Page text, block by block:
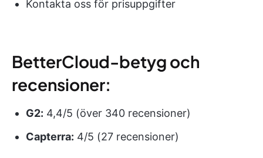
Kontakta oss för prisuppgifter
BetterCloud-betyg och
recensioner:
G2: 4,4/5 (över 340 recensioner)
Capterra: 4/5 (27 recensioner)